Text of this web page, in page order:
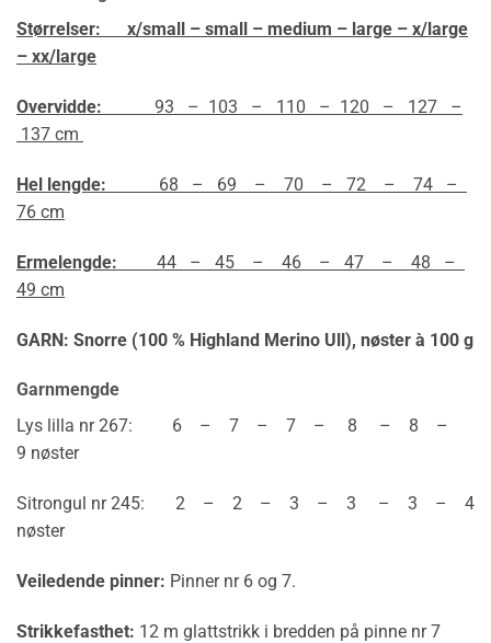
Størrelser: x/small – small – medium – large – x/large
– xx/large
Overvidde:
93 – 103 – 110 – 120 – 127 –
137 cm
Hel lengde: 68 – 69 – 70 – 72 – 74 –
76 cm
Ermelengde: 44 – 45 – 46 – 47 – 48 –
49 cm
GARN: Snorre (100 % Highland Merino Ull), nøster à 100 g
Garnmengde
Lys lilla nr 267: 6 – 7 – 7 – 8 – 8 –
9 nøster
Sitrongul nr 245: 2 – 2 – 3 – 3 – 3 – 4
nøster
Veiledende pinner: Pinner nr 6 og 7.
Strikkefasthet: 12 m glattstrikk i bredden på pinne nr 7